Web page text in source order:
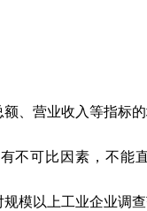
营业收入等指标的
不可比因素，不能
规模以上工业企业调